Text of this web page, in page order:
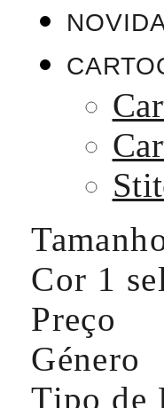
Cor 1
Preço
Género
Tipo de